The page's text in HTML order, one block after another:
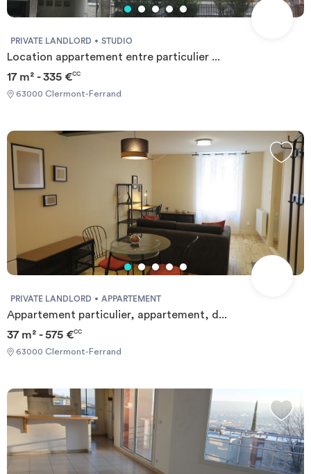
PRIVATE LANDLORD STUDIO
Location appartement entre particulier ...
17 m² - 335 €CC
63000 Clermont-Ferrand
PRIVATE LANDLORD APPARTEMENT
Appartement particulier, appartement, d...
37 m² - 575 €CC
63000 Clermont-Ferrand